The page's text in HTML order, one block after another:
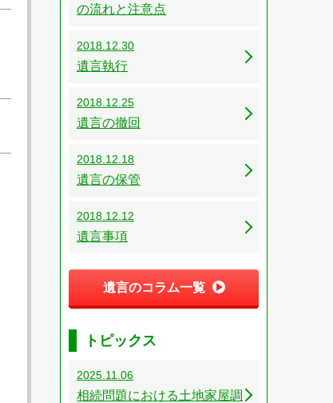
の流れと注意点
2018.12.30
遺言執行
2018.12.25
遺言の撤回
2018.12.18
遺言の保管
2018.12.12
遺言事項
遺言のコラム一覧
トピックス
2025.11.06
相続問題における土地家屋調